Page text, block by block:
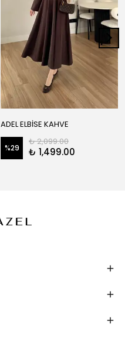
ADEL ELBİSE KAHVE
%29
₺ 2,099.00
₺ 1,499.00